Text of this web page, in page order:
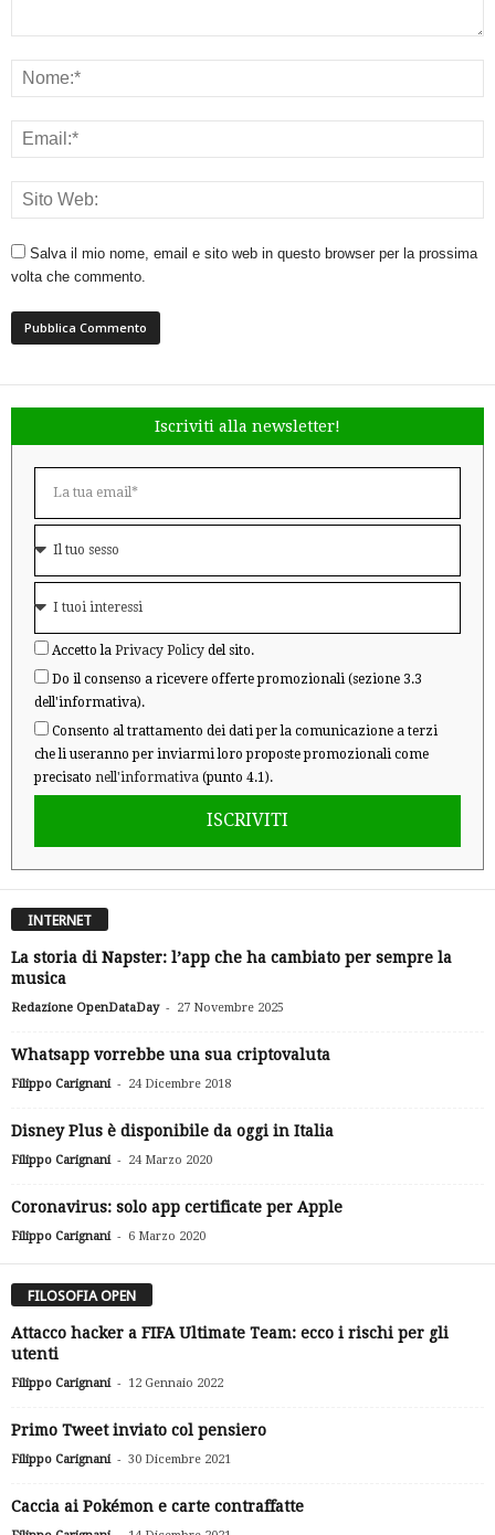
Salva il mio nome, email e sito web in questo browser per la prossima
volta che commento.
Iscriviti alla newsletter!
Accetto la Privacy Policy del sito.
Do il consenso a ricevere offerte promozionali (sezione 3.3
dell'informativa).
Consento al trattamento dei dati per la comunicazione a terzi
che li useranno per inviarmi loro proposte promozionali come
precisato nell'informativa (punto 4.1).
ISCRIVITI
INTERNET
La storia di Napster: l’app che ha cambiato per sempre la
musica
Redazione OpenDataDay - 27 Novembre 2025
Whatsapp vorrebbe una sua criptovaluta
Filippo Carignani - 24 Dicembre 2018
Disney Plus è disponibile da oggi in Italia
Filippo Carignani - 24 Marzo 2020
Coronavirus: solo app certificate per Apple
Filippo Carignani - 6 Marzo 2020
FILOSOFIA OPEN
Attacco hacker a FIFA Ultimate Team: ecco i rischi per gli
utenti
Filippo Carignani - 12 Gennaio 2022
Primo Tweet inviato col pensiero
Filippo Carignani - 30 Dicembre 2021
Caccia ai Pokémon e carte contraffatte